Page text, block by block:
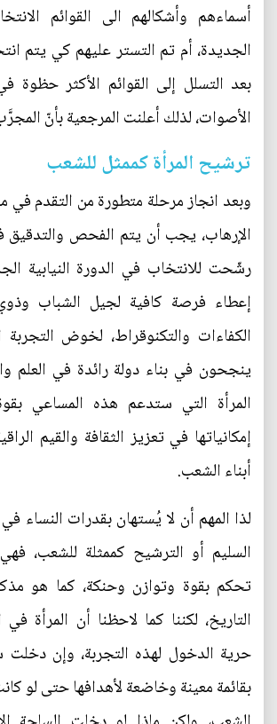
أسماءهم وأشكالهم الى القوائم
الجديدة، أم تم التستر عليهم كي يتم
بعد التسلل إلى القوائم الأكثر
الأصوات، لذلك أعلنت المرجعية بأنّ
ترشيح المرأة كممثل للشعب
وبعد انجاز مرحلة متطورة من التقدم
الإرهاب، يجب أن يتم الفحص والتدقيق
رشّحت للانتخاب في الدورة النيابية
إعطاء فرصة كافية لجيل الشباب
الكفاءات والتكنوقراط، لخوض التجربة
ينجحون في بناء دولة رائدة في العلم
المرأة التي ستدعم هذه المساعي
إمكانياتها في تعزيز الثقافة والقيم
أبناء الشعب.
لذا المهم أن لا يُستهان بقدرات النساء
السليم أو الترشيح كممثلة للشعب،
تحكم بقوة وتوازن وحنكة، كما هو
التاريخ، لكننا كما لاحظنا أن المرأة
حرية الدخول لهذه التجربة، وإن
بقائمة معينة وخاضعة لأهدافها حتى لو